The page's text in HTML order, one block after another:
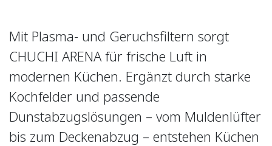
Mit Plasma- und Geruchsfiltern sorgt
CHUCHI ARENA für frische Luft in
modernen Küchen. Ergänzt durch starke
Kochfelder und passende
Dunstabzugslösungen – vom Muldenlüfter
bis zum Deckenabzug – entstehen Küchen